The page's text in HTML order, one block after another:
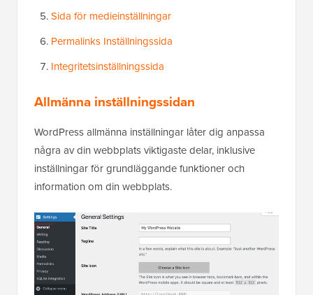
Sida för medieinställningar
Permalinks Inställningssida
Integritetsinställningssida
Allmänna inställningssidan
WordPress allmänna inställningar låter dig anpassa
några av din webbplats viktigaste delar, inklusive
inställningar för grundläggande funktioner och
information om din webbplats.